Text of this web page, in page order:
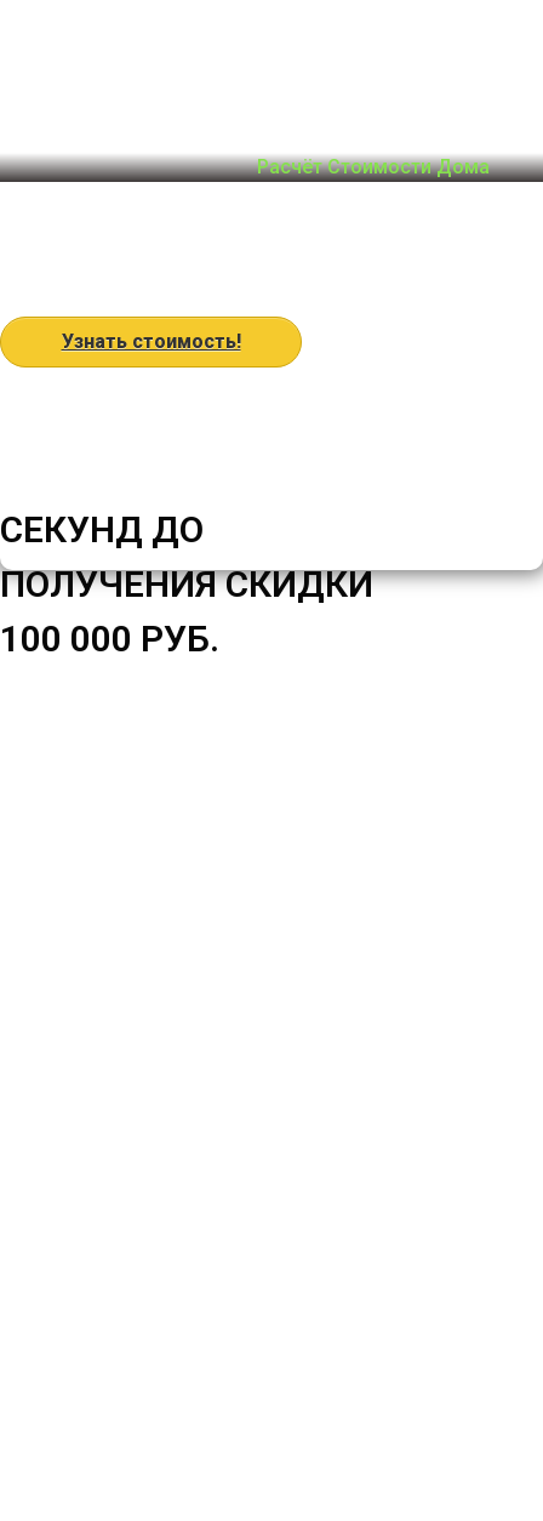
Расчёт Стоимости Дома
Узнать стоимость!
СЕКУНД ДО
ПОЛУЧЕНИЯ СКИДКИ
100 000 РУБ.